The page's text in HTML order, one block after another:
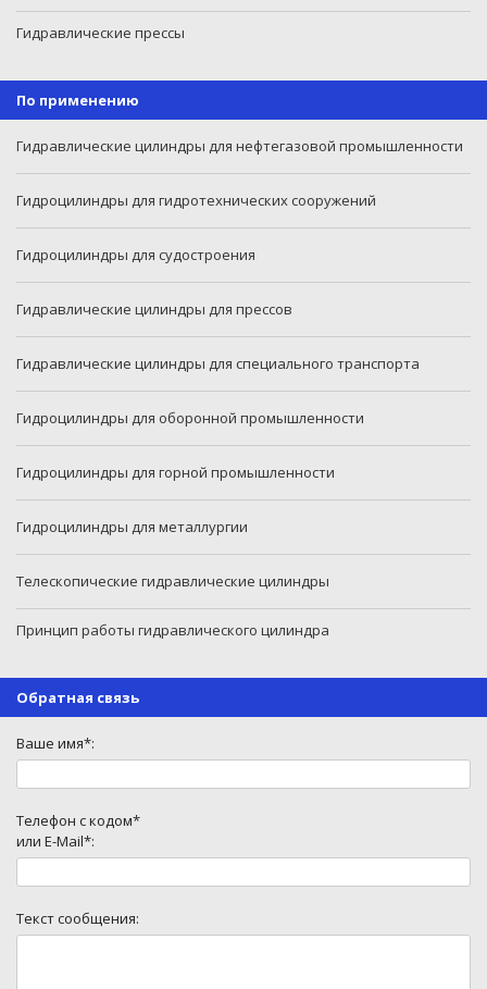
Гидравлические прессы
По применению
Гидравлические цилиндры для нефтегазовой промышленности
Гидроцилиндры для гидротехнических сооружений
Гидроцилиндры для судостроения
Гидравлические цилиндры для прессов
Гидравлические цилиндры для специального транспорта
Гидроцилиндры для оборонной промышленности
Гидроцилиндры для горной промышленности
Гидроцилиндры для металлургии
Телескопические гидравлические цилиндры
Принцип работы гидравлического цилиндра
Обратная связь
Ваше имя*:
Телефон с кодом*
или E-Mail*:
Текст сообщения: